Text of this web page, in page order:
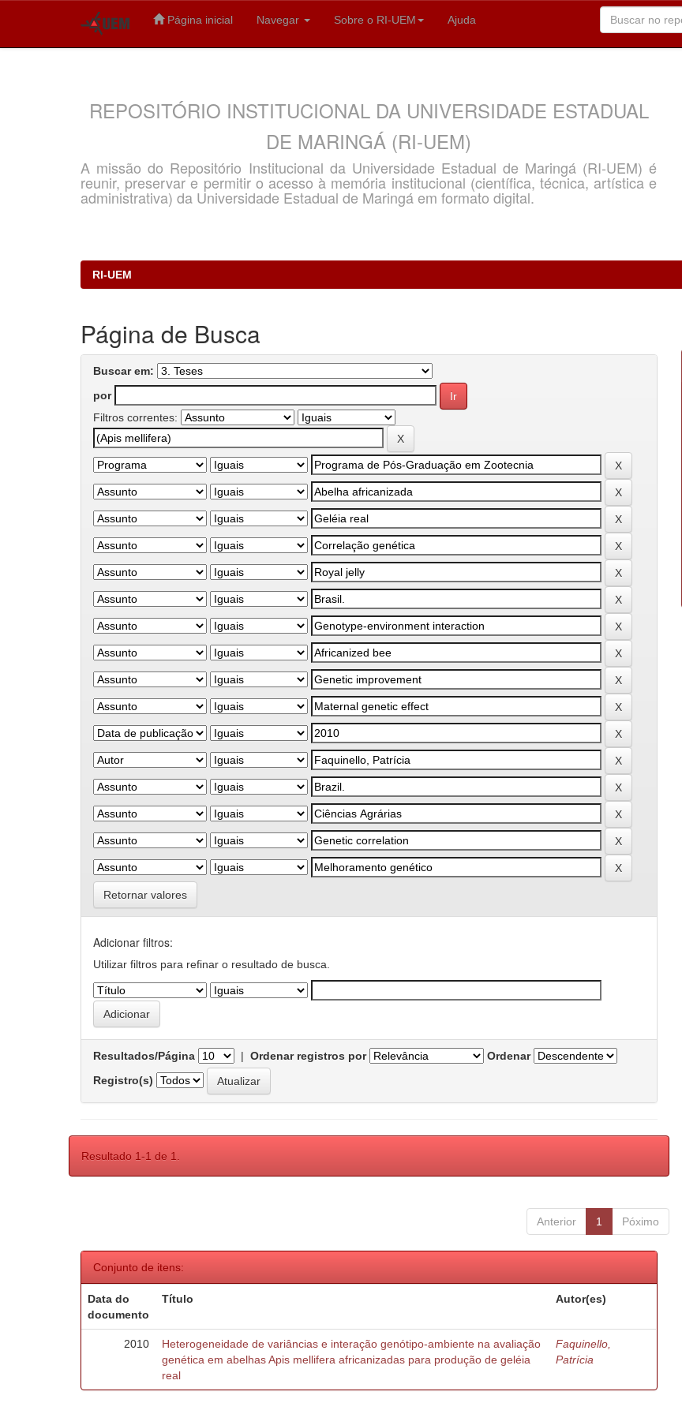
Página inicial Navegar Sobre o RI-UEM Ajuda
REPOSITÓRIO INSTITUCIONAL DA UNIVERSIDADE ESTADUAL
DE MARINGÁ (RI-UEM)
A missão do Repositório Institucional da Universidade Estadual de Maringá (RI-UEM) é
reunir, preservar e permitir o acesso à memória institucional (científica, técnica, artística e
administrativa) da Universidade Estadual de Maringá em formato digital.
RI-UEM
Página de Busca
Buscar em:
por
Filtros correntes:
Retornar valores
Adicionar filtros:
Utilizar filtros para refinar o resultado de busca.
Resultados/Página | Ordenar registros por
Ordenar
Registro(s)
Resultado 1-1 de 1.
Anterior 1 Póximo
Conjunto de itens:
Data do
documento
Título Autor(es)
2010
Heterogeneidade de variâncias e interação genótipo-ambiente na avaliação
genética em abelhas Apis mellifera africanizadas para produção de geléia
real
Faquinello,
Patrícia